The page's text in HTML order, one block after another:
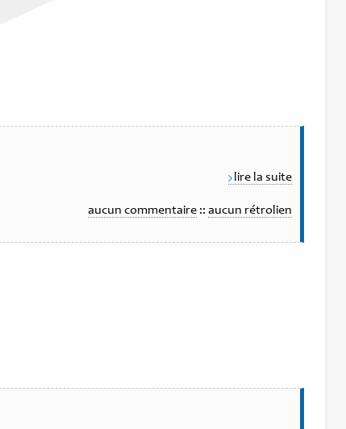
lire la suite
aucun commentaire :: aucun rétrolien